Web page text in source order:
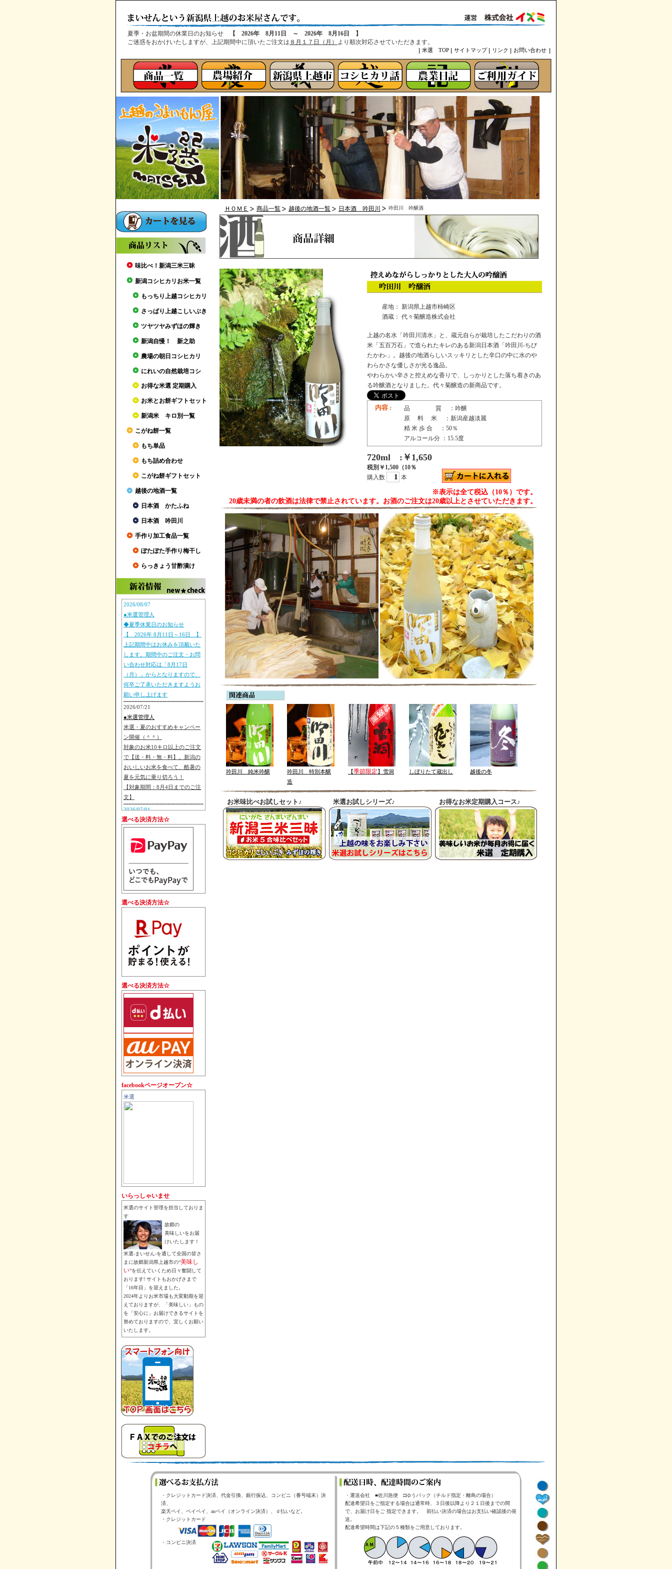
夏季・お盆期間の休業日のお知らせ
【 2026年 8月11日 ～ 2026年 8月16日 】
ご迷惑をおかけいたしますが、上記期間中に頂いたご注文は ８月１７日（月） より順次対応させていただきます。
米選 TOP サイトマップ リンク お問い合わせ
味比べ！新潟三米三昧
新潟コシヒカリお米一覧
もっちり上越コシヒカリ
さっぱり上越こしいぶき
ツヤツヤみずほの輝き
新潟自慢！ 新之助
農場の朝日コシヒカリ
にれいの自然栽培コシ
お得な米選 定期購入
お米とお餅ギフトセット
新潟米 キロ別一覧
こがね餅一覧
もち単品
もち詰め合わせ
こがね餅ギフトセット
越後の地酒一覧
日本酒 かたふね
日本酒 吟田川
手作り加工食品一覧
ぽたぽた手作り梅干し
らっきょう甘酢漬け
2026/08/07
●米選管理人
◆夏季休業日のお知らせ
【 2026年 8月11日～16日 】
上記期間中はお休みを頂戴いた
します。期間中のご注文・お問
い合わせ対応は「8月17日
（月）」からとなりますので、
何卒ご了承いただきますようお
願い申し上げます
2026/07/21
●米選管理人
米選・夏のおすすめキャンペー
ン開催（＾＾）
対象のお米10キロ以上のご注文
で【送・料・無・料】。新潟の
おいしいお米を食べて、酷暑の
夏を元気に乗り切ろう！
【対象期間：8月4日までのご注
文】
2026/07/01
●朝日池農場
【重要予告】次年度のお米市場
価格を反映し、「2026年（令和
8年）度新米発送」より「お米販
細は8月後半より準備ができ次第
ご案内いたしますので、変わら
ぬご愛顧の程お願い申し上げま
す。
選べる決済方法☆
選べる決済方法☆
選べる決済方法☆
facebookページオープン☆
米選
いらっしゃいませ
米選のサイト管理を担当しておりま
す
故郷の
美味しいをお届
けいたします！
米選-まいせん-を通して全国の皆さ
まに故郷新潟県上越市の“美味し
い”を伝えていくため日々奮闘して
おります! サイトもおかげさまで
「16年目」を迎えました。
2024年よりお米市場も大変動期を迎
えておりますが、「美味しい」もの
を「安心に」お届けできるサイトを
努めておりますので、宜しくお願い
いたします。
ＨＯＭＥ 商品一覧 越後の地酒一覧 日本酒 吟田川 吟田川 吟醸酒
産地： 新潟県上越市柿崎区
酒蔵： 代々菊醸造株式会社
上越の名水「吟田川清水」と、蔵元自らが栽培したこだわりの酒
米「五百万石」で造られたキレのある新潟日本酒「吟田川-ちび
たかわ-」。越後の地酒らしいスッキリとした辛口の中に水のや
わらかさな優しさが光る逸品。
やわらかい辛さと控えめな香りで、しっかりとした落ち着きのあ
る吟醸酒となりました。代々菊醸造の新商品です。
内容 :
品 質 ：吟醸
原 料 米 ：新潟産越淡麗
精 米 歩 合 ：50％
アルコール分 ：15.5度
720ml :￥1,650
税別￥1,500（10％
購入数
本
※表示は全て税込（10％）です。
20歳未満の者の飲酒は法律で禁止されています。お酒のご注文は20歳以上とさせていただきます。
吟田川 純米吟醸
吟田川 特別本醸
造
【季節限定】雪洞 しぼりたて蔵出し 越後の冬
お米味比べお試しセット♪ 米選お試しシリーズ♪ お得なお米定期購入コース♪
・クレジットカード決済、代金引換、銀行振込、コンビニ（番号端末）決
済、
楽天ペイ、ペイペイ、auペイ（オンライン決済）、ｄ払いなど。
・クレジットカード
・コンビニ決済
・運送会社 ■佐川急便 □ゆうパック（チルド指定・離島の場合）
配達希望日をご指定する場合は通常時、３日後以降より２１日後までの間
で、お届け日をご 指定できます。 前払い決済の場合はお支払い確認後の発
送。
配達希望時間は下記の５種類をご用意しております。